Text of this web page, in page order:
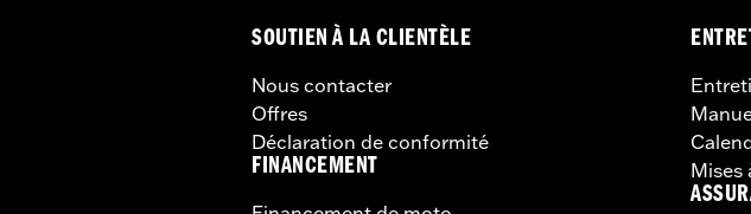
SOUTIEN À LA CLIENTÈLE
Nous contacter
Offres
Déclaration de conformité
FINANCEMENT
Mises